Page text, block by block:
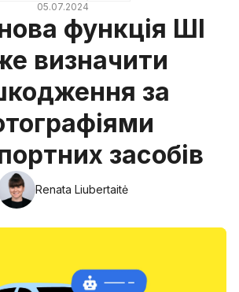
05.07.2024
функція ШІ
визначити
за
засобів
Renata Liubertaitė